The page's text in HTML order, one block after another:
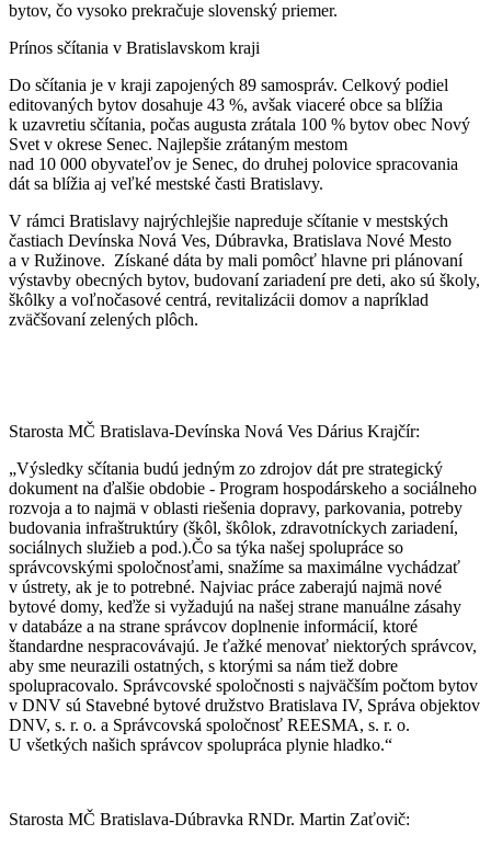
bytov, čo vysoko prekračuje slovenský priemer.
Prínos sčítania v Bratislavskom kraji
Do sčítania je v kraji zapojených 89 samospráv. Celkový podiel
editovaných bytov dosahuje 43 %, avšak viaceré obce sa blížia
k uzavretiu sčítania, počas augusta zrátala 100 % bytov obec Nový
Svet v okrese Senec. Najlepšie zrátaným mestom
nad 10 000 obyvateľov je Senec, do druhej polovice spracovania
dát sa blížia aj veľké mestské časti Bratislavy.
V rámci Bratislavy najrýchlejšie napreduje sčítanie v mestských
častiach Devínska Nová Ves, Dúbravka, Bratislava Nové Mesto
a v Ružinove. Získané dáta by mali pomôcť hlavne pri plánovaní
výstavby obecných bytov, budovaní zariadení pre deti, ako sú školy,
škôlky a voľnočasové centrá, revitalizácii domov a napríklad
zväčšovaní zelených plôch.
Starosta MČ Bratislava-Devínska Nová Ves Dárius Krajčír:
„Výsledky sčítania budú jedným zo zdrojov dát pre strategický
dokument na ďalšie obdobie - Program hospodárskeho a sociálneho
rozvoja a to najmä v oblasti riešenia dopravy, parkovania, potreby
budovania infraštruktúry (škôl, škôlok, zdravotníckych zariadení,
sociálnych služieb a pod.).Čo sa týka našej spolupráce so
správcovskými spoločnosťami, snažíme sa maximálne vychádzať
v ústrety, ak je to potrebné. Najviac práce zaberajú najmä nové
bytové domy, keďže si vyžadujú na našej strane manuálne zásahy
v databáze a na strane správcov doplnenie informácií, ktoré
štandardne nespracovávajú. Je ťažké menovať niektorých správcov,
aby sme neurazili ostatných, s ktorými sa nám tiež dobre
spolupracovalo. Správcovské spoločnosti s najväčším počtom bytov
v DNV sú Stavebné bytové družstvo Bratislava IV, Správa objektov
DNV, s. r. o. a Správcovská spoločnosť REESMA, s. r. o.
U všetkých našich správcov spolupráca plynie hladko.“
Starosta MČ Bratislava-Dúbravka RNDr. Martin Zaťovič: